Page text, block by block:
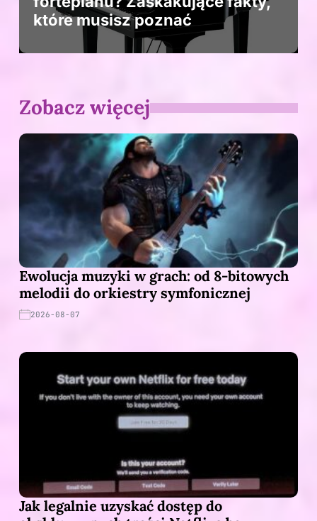
które musisz poznać
Zobacz więcej
Ewolucja muzyki w grach: od 8-bitowych
melodii do orkiestry symfonicznej
2026-08-07
Jak legalnie uzyskać dostęp do